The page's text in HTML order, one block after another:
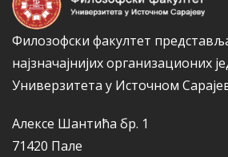
Филозофски факултет
најзначајнијих организационих
Универзитета у Источном
Алексе Шантића бр. 1
71420 Пале